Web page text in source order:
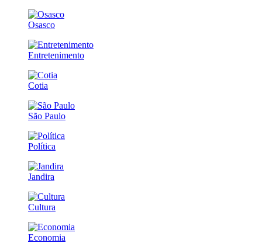
Osasco
Entretenimento
Cotia
São Paulo
Política
Jandira
Cultura
Economia